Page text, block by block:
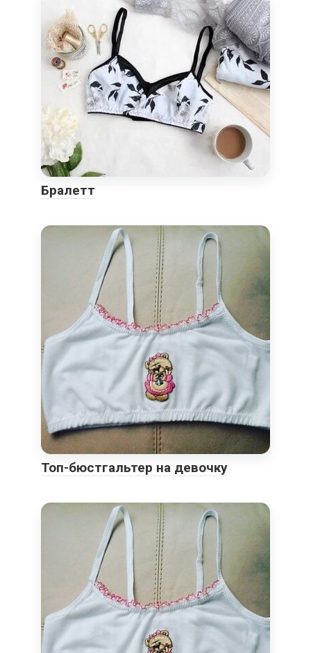
Бралетт
Топ-бюстгальтер на девочку